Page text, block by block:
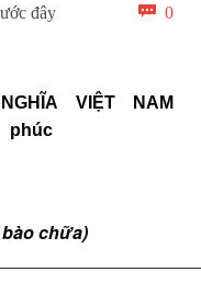
đây  0
VIỆT NAM
chữa)